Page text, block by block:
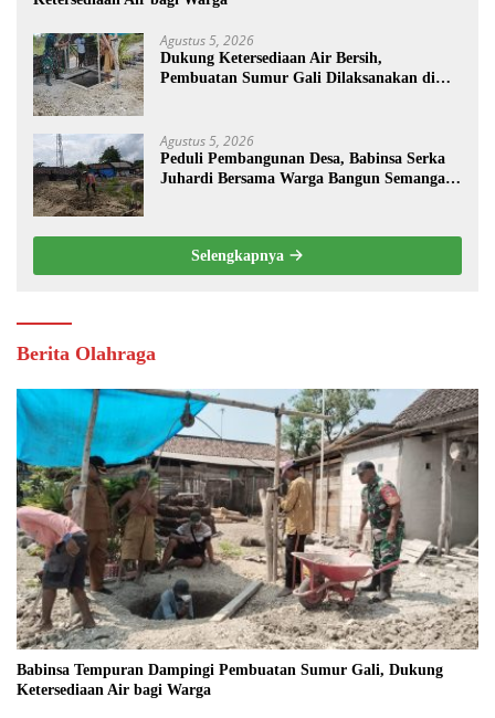
Agustus 5, 2026
Dukung Ketersediaan Air Bersih,
Pembuatan Sumur Gali Dilaksanakan di
Agustus 5, 2026
Peduli Pembangunan Desa, Babinsa Serka
Juhardi Bersama Warga Bangun Semangat
Selengkapnya
Berita Olahraga
Babinsa Tempuran Dampingi Pembuatan Sumur Gali, Dukung
Ketersediaan Air bagi Warga